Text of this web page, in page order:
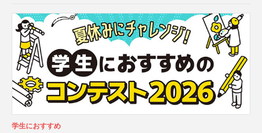
学生におすすめ